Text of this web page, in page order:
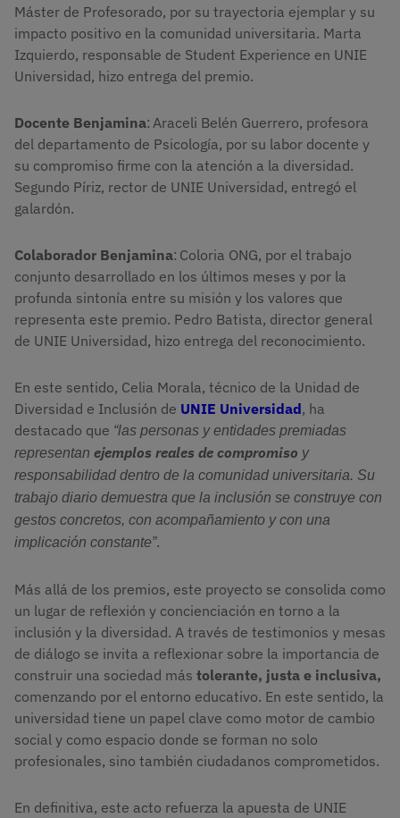
Máster de Profesorado, por su trayectoria ejemplar y su
impacto positivo en la comunidad universitaria. Marta
Izquierdo, responsable de Student Experience en UNIE
Universidad, hizo entrega del premio.
Docente Benjamina: Araceli Belén Guerrero, profesora
del departamento de Psicología, por su labor docente y
su compromiso firme con la atención a la diversidad.
Segundo Píriz, rector de UNIE Universidad, entregó el
galardón.
Colaborador Benjamina: Coloria ONG, por el trabajo
conjunto desarrollado en los últimos meses y por la
profunda sintonía entre su misión y los valores que
representa este premio. Pedro Batista, director general
de UNIE Universidad, hizo entrega del reconocimiento.
En este sentido, Celia Morala, técnico de la Unidad de
Diversidad e Inclusión de UNIE Universidad, ha
destacado que “las personas y entidades premiadas
representan ejemplos reales de compromiso y
responsabilidad dentro de la comunidad universitaria. Su
trabajo diario demuestra que la inclusión se construye con
gestos concretos, con acompañamiento y con una
implicación constante”.
Más allá de los premios, este proyecto se consolida como
un lugar de reflexión y concienciación en torno a la
inclusión y la diversidad. A través de testimonios y mesas
de diálogo se invita a reflexionar sobre la importancia de
construir una sociedad más tolerante, justa e inclusiva,
comenzando por el entorno educativo. En este sentido, la
universidad tiene un papel clave como motor de cambio
social y como espacio donde se forman no solo
profesionales, sino también ciudadanos comprometidos.
En definitiva, este acto refuerza la apuesta de UNIE